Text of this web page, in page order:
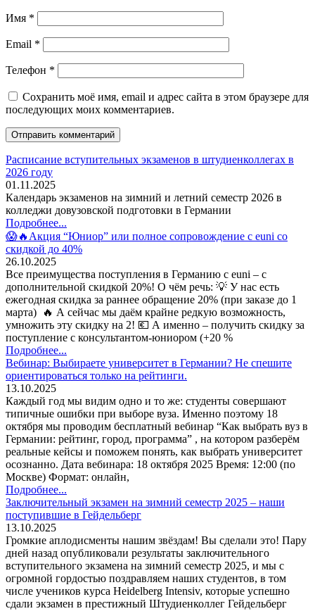
Имя *
Email *
Телефон *
Сохранить моё имя, email и адрес сайта в этом браузере для
последующих моих комментариев.
Расписание вступительных экзаменов в штудиенколлегах в
2026 году
01.11.2025
Календарь экзаменов на зимний и летний семестр 2026 в
колледжи довузовской подготовки в Германии
Подробнее...
😱🔥Акция “Юниор” или полное сопровождение с euni со
скидкой до 40%
26.10.2025
Все преимущества поступления в Германию с euni – с
дополнительной скидкой 20%! О чём речь: 💡 У нас есть
ежегодная скидка за раннее обращение 20% (при заказе до 1
марта) 🔥 А сейчас мы даём крайне редкую возможность,
умножить эту скидку на 2! 💶 А именно – получить скидку за
поступление с консультантом-юниором (+20 %
Подробнее...
Вебинар: Выбираете университет в Германии? Не спешите
ориентироваться только на рейтинги.
13.10.2025
Каждый год мы видим одно и то же: студенты совершают
типичные ошибки при выборе вуза. Именно поэтому 18
октября мы проводим бесплатный вебинар “Как выбрать вуз в
Германии: рейтинг, город, программа” , на котором разберём
реальные кейсы и поможем понять, как выбрать университет
осознанно. Дата вебинара: 18 октября 2025 Время: 12:00 (по
Москве) Формат: онлайн,
Подробнее...
Заключительный экзамен на зимний семестр 2025 – наши
поступившие в Гейдельберг
13.10.2025
Громкие аплодисменты нашим звёздам! Вы сделали это! Пару
дней назад опубликовали результаты заключительного
вступительного экзамена на зимний семестр 2025, и мы с
огромной гордостью поздравляем наших студентов, в том
числе учеников курса Heidelberg Intensiv, которые успешно
сдали экзамен в престижный Штудиенколлег Гейдельберг